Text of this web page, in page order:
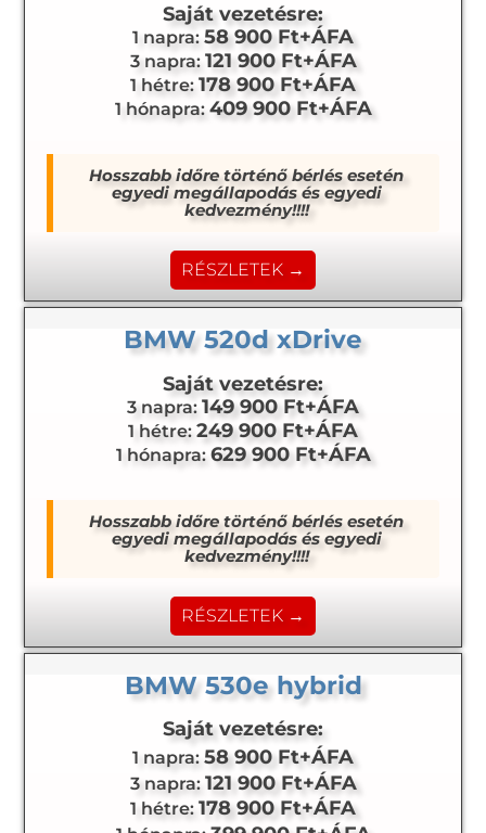
Saját vezetésre:
1 napra: 58 900 Ft+ÁFA
3 napra: 121 900 Ft+ÁFA
1 hétre: 178 900 Ft+ÁFA
1 hónapra: 409 900 Ft+ÁFA
Hosszabb időre történő bérlés esetén
egyedi megállapodás és egyedi
kedvezmény!!!!
RÉSZLETEK →
BMW 520d xDrive
Saját vezetésre:
3 napra: 149 900 Ft+ÁFA
1 hétre: 249 900 Ft+ÁFA
1 hónapra: 629 900 Ft+ÁFA
Hosszabb időre történő bérlés esetén
egyedi megállapodás és egyedi
kedvezmény!!!!
RÉSZLETEK →
BMW 530e hybrid
Saját vezetésre:
1 napra: 58 900 Ft+ÁFA
3 napra: 121 900 Ft+ÁFA
1 hétre: 178 900 Ft+ÁFA